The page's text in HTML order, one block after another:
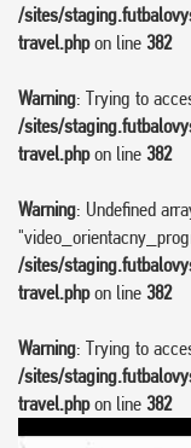
/sites/
travel.phpon line 382
Warning: Trying to
/sites/
travel.phpon line 382
Warning: Undefined
/sites/
travel.phpon line 382
Warning: Trying to
/sites/
travel.phpon line 382